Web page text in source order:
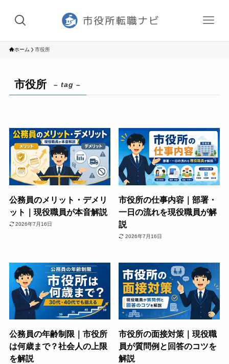
ホーム 市役所
市役所 – tag –
公務員のメリット・デメリ
ット｜現役職員が本音解説
2026年7月16日
市役所の仕事内容｜部署・
一日の流れを現役職員が解
説
2026年7月16日
公務員の年齢制限｜市役所
は何歳まで？社会人の上限
を解説
市役所の面接対策｜現役職
員が質問例と回答のコツを
解説